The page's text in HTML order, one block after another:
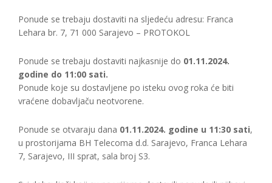
Ponude se trebaju dostaviti na sljedeću adresu: Franca
Lehara br. 7, 71 000 Sarajevo – PROTOKOL
Ponude se trebaju dostaviti najkasnije do 01.11.2024.
godine do 11:00 sati.
Ponude koje su dostavljene po isteku ovog roka će biti
vraćene dobavljaču neotvorene.
Ponude se otvaraju dana 01.11.2024. godine u 11:30 sati,
u prostorijama BH Telecoma d.d. Sarajevo, Franca Lehara
7, Sarajevo, III sprat, sala broj S3.